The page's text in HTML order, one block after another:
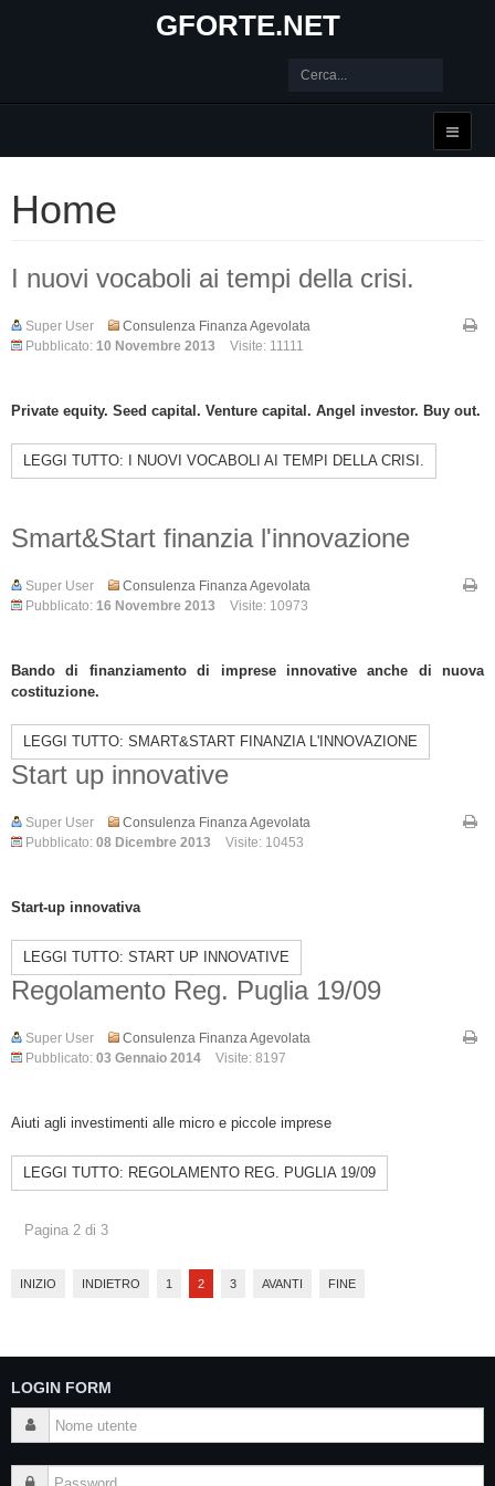
GFORTE.NET
Home
I nuovi vocaboli ai tempi della crisi.
Super User
Consulenza Finanza Agevolata
Pubblicato: 10 Novembre 2013 Visite: 11111
Private equity. Seed capital. Venture capital. Angel investor. Buy out.
LEGGI TUTTO: I NUOVI VOCABOLI AI TEMPI DELLA CRISI.
Smart&Start finanzia l'innovazione
Super User
Consulenza Finanza Agevolata
Pubblicato: 16 Novembre 2013 Visite: 10973
Bando di finanziamento di imprese innovative anche di nuova
costituzione.
LEGGI TUTTO: SMART&START FINANZIA L'INNOVAZIONE
Start up innovative
Super User
Consulenza Finanza Agevolata
Pubblicato: 08 Dicembre 2013 Visite: 10453
Start-up innovativa
LEGGI TUTTO: START UP INNOVATIVE
Regolamento Reg. Puglia 19/09
Super User
Consulenza Finanza Agevolata
Pubblicato: 03 Gennaio 2014 Visite: 8197
Aiuti agli investimenti alle micro e piccole imprese
LEGGI TUTTO: REGOLAMENTO REG. PUGLIA 19/09
Pagina 2 di 3
INIZIO INDIETRO 1 2 3 AVANTI FINE
LOGIN FORM